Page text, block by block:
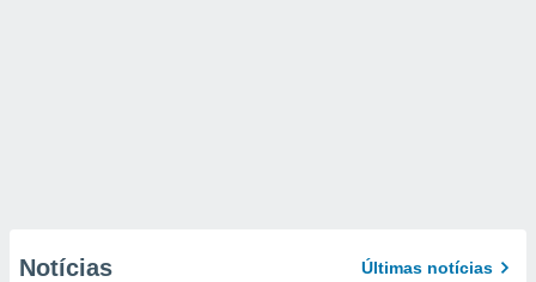
Notícias Últimas notícias